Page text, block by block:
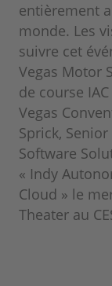
entièrement
monde. Les
suivre cet
Vegas Motor
de course
Vegas
Sprick,
Software
« Indy
Cloud » le
Theater au